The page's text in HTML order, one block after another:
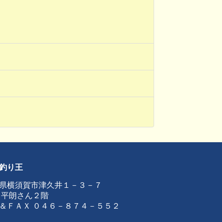
り王
横須賀市津久井１－３－７
朗さん２階
ＦＡＸ ０４６－８７４－５５２